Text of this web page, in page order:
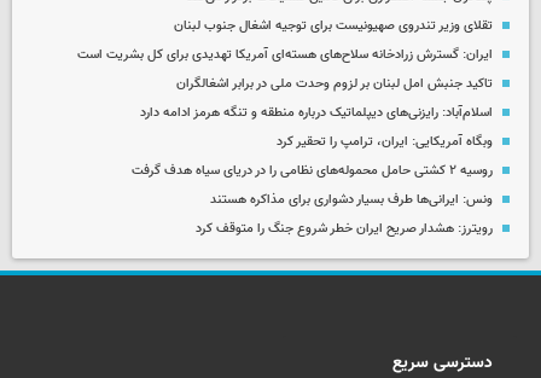
تقلای وزیر تندروی صهیونیست برای توجیه اشغال جنوب لبنان
ایران: گسترش زرادخانه سلاح‌های هسته‌ای آمریکا تهدیدی برای کل بشریت است
تاکید جنبش امل لبنان بر لزوم وحدت ملی در برابر اشغالگران
اسلام‌آباد: رایزنی‌های دیپلماتیک درباره منطقه و تنگه هرمز ادامه دارد
وبگاه آمریکایی: ایران، ترامپ را تحقیر کرد
روسیه ۲ کشتی حامل محموله‌های نظامی را در دریای سیاه هدف گرفت
ونس: ایرانی‌ها طرف بسیار دشواری برای مذاکره هستند
رویترز: هشدار صریح ایران خطر شروع جنگ را متوقف کرد
دسترسی سریع